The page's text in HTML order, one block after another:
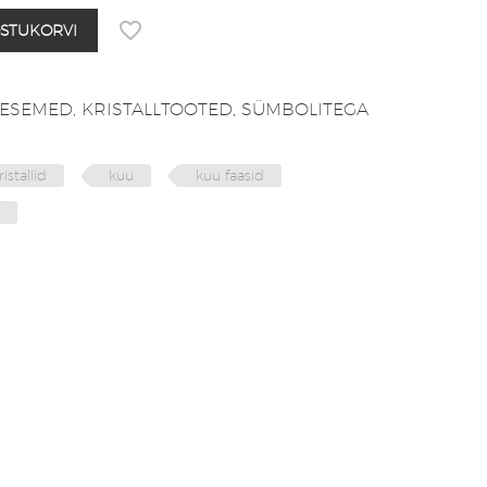
KRISTALLTOOTED SÜMBOLITEGA
kuu kuu faasid